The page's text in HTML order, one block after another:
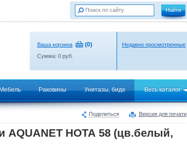
Ваша корзина (0)
Сумма: 0 руб.
Недавно просмотренные
Раковины Унитазы, биде Весь каталог
Поделиться Версия для печати
AQUANET НОТА 58 (цв.белый,